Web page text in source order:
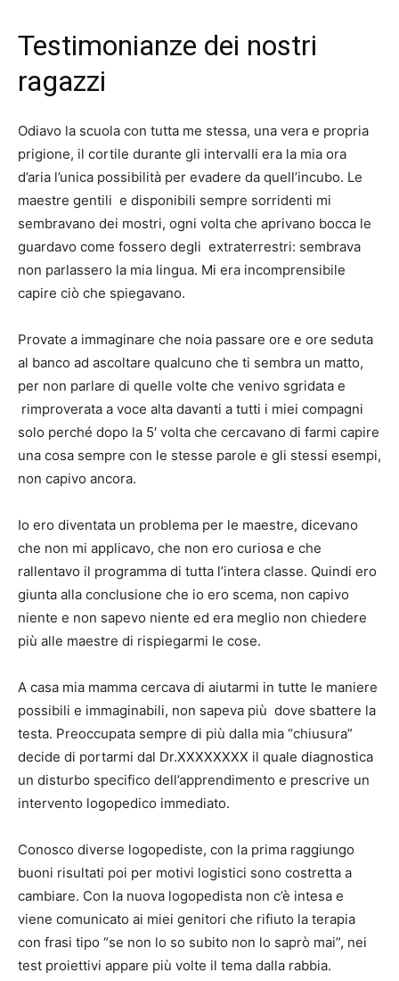
Testimonianze dei nostri
ragazzi
Odiavo la scuola con tutta me stessa, una vera e propria
prigione, il cortile durante gli intervalli era la mia ora
d’aria l’unica possibilità per evadere da quell’incubo. Le
maestre gentili e disponibili sempre sorridenti mi
sembravano dei mostri, ogni volta che aprivano bocca le
guardavo come fossero degli extraterrestri: sembrava
non parlassero la mia lingua. Mi era incomprensibile
capire ciò che spiegavano.
Provate a immaginare che noia passare ore e ore seduta
al banco ad ascoltare qualcuno che ti sembra un matto,
per non parlare di quelle volte che venivo sgridata e
rimproverata a voce alta davanti a tutti i miei compagni
solo perché dopo la 5′ volta che cercavano di farmi capire
una cosa sempre con le stesse parole e gli stessi esempi,
non capivo ancora.
Io ero diventata un problema per le maestre, dicevano
che non mi applicavo, che non ero curiosa e che
rallentavo il programma di tutta l’intera classe. Quindi ero
giunta alla conclusione che io ero scema, non capivo
niente e non sapevo niente ed era meglio non chiedere
più alle maestre di rispiegarmi le cose.
A casa mia mamma cercava di aiutarmi in tutte le maniere
possibili e immaginabili, non sapeva più dove sbattere la
testa. Preoccupata sempre di più dalla mia “chiusura”
decide di portarmi dal Dr.XXXXXXXX il quale diagnostica
un disturbo specifico dell’apprendimento e prescrive un
intervento logopedico immediato.
Conosco diverse logopediste, con la prima raggiungo
buoni risultati poi per motivi logistici sono costretta a
cambiare. Con la nuova logopedista non c’è intesa e
viene comunicato ai miei genitori che rifiuto la terapia
con frasi tipo “se non lo so subito non lo saprò mai”, nei
test proiettivi appare più volte il tema dalla rabbia.